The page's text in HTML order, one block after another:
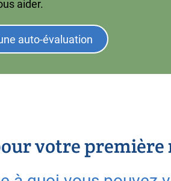
aider.
auto-évaluation
votre première